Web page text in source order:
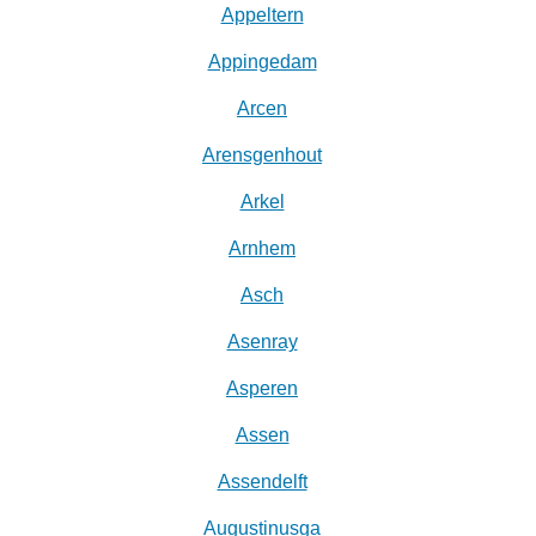
Appeltern
Appingedam
Arcen
Arensgenhout
Arkel
Arnhem
Asch
Asenray
Asperen
Assen
Assendelft
Augustinusga